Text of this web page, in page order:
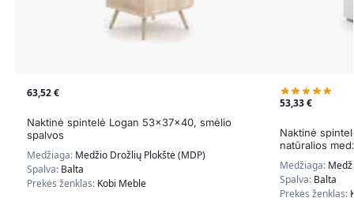
63,52€
Naktinė spintelė Logan 53x37x40, smėlio
spalvos
Medžiaga: Medžio Drožlių Plokštė (MDP)
Spalva: Balta
Prekės ženklas: Kobi Meble
53,33€
Naktinė
natūralios
Medžiaga:
Spalva: Balta
Prekės ženklas: